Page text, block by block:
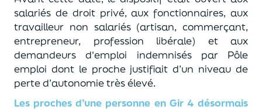
salariés de droit privé, aux fonctionnaires, aux
travailleur non salariés (artisan, commerçant,
entrepreneur, profession libérale) et aux
demandeurs d'emploi indemnisés par Pôle
emploi dont le proche justifiait d’un niveau de
perte d’autonomie très élevé.
Les proches d’une personne en Gir 4 désormais